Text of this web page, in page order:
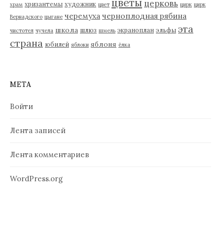
храм хризантемы художник цвет церковь цирк цирк
Вернадского цыгане черемуха черноплодная рябина
чистотел чучела школа шлюз шмель экраноплан эльфы эта
страна юбилей яблоки яблоня ёлка
МЕТА
Войти
Лента записей
Лента комментариев
WordPress.org